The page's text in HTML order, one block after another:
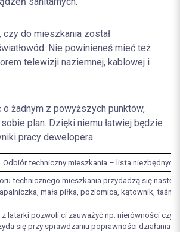
czy do mieszkania został
Nie powinieneś mieć też
telewizji naziemnej, kablowej i
żadnym z powyższych punktów,
plan. Dzięki niemu łatwiej będzie
pracy dewelopera.
Odbiór techniczny mieszkania – lista niezbędnych
technicznego mieszkania przydadzą się
mała piłka, poziomica, kątownik,
latarki pozwoli ci zauważyć np. nierówności czy
się przy sprawdzaniu poprawności działania